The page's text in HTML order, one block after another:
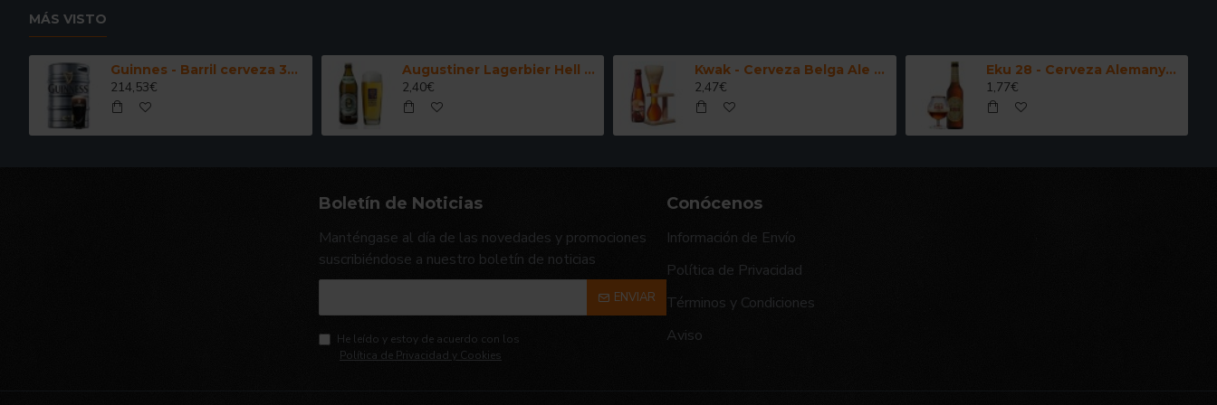
MÁS VISTO
Guinnes - Barril cerveza 30 Litros
214,53€
Augustiner Lagerbier Hell - Cerveza Alemana Munich Helles Lager 50 cl.
2,40€
Kwak - Cerveza Belga Ale Fuerte 33 cl.
2,47€
Eku 28 - Cerveza Alemanya Doppelbock 33 cl.
1,77€
Boletín de Noticias
Manténgase al día de las novedades y promociones
suscribiéndose a nuestro boletín de noticias
ENVIAR
He leído y estoy de acuerdo con los
Política de Privacidad y Cookies
Conócenos
Información de Envío
Política de Privacidad
Términos y Condiciones
Aviso